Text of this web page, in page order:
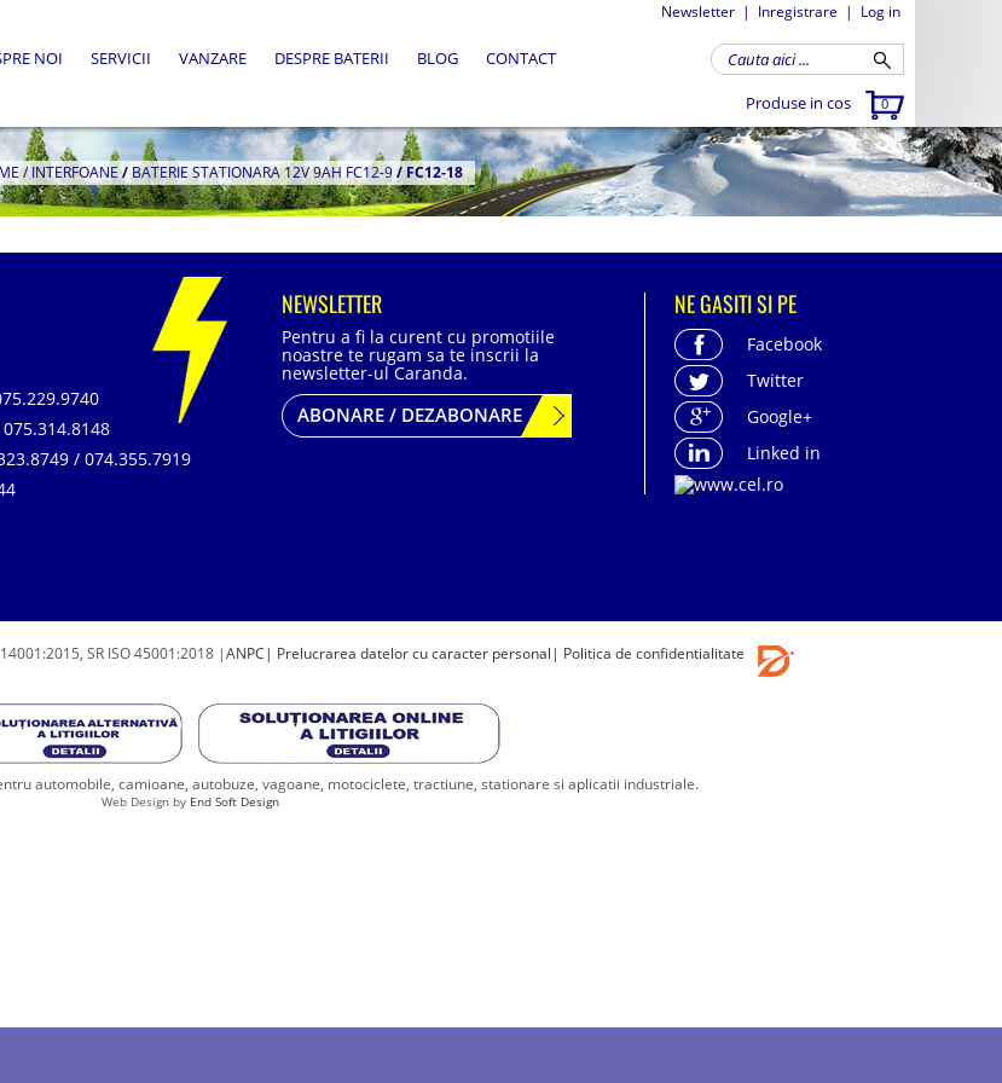
Newsletter | Inregistrare | Log in
Produse in cos 0
NOI SERVICII VANZARE DESPRE BATERII BLOG CONTACT
/ INTERFOANE/BATERIE STATIONARA 12V 9AH FC12-9/FC12-18
/ 074.355.7919
NEWSLETTER
Pentru a fi la curent cu promotiile
noastre te rugam sa te inscrii la
newsletter-ul Caranda.
ABONARE / DEZABONARE
NE GASITI SI PE
Facebook
Twitter
Google+
Linked in
SR ISO 45001:2018 |ANPC | Prelucrarea datelor cu caracter personal | Politica de confidentialitate
automobile, camioane, autobuze, vagoane, motociclete, tractiune, stationare si aplicatii industriale.
Web Design by End Soft Design